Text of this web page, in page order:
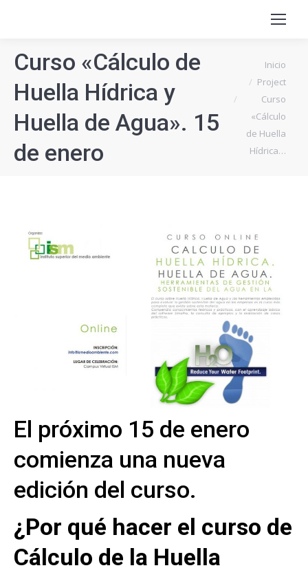
Curso «Cálculo de
Huella Hídrica y
Huella de Agua». 15
de enero
Estás aquí:Inicio
Project
Curso
«Cálculo
de Huella
Hídrica…
El próximo 15 de enero
comienza una nueva
edición del curso.
¿Por qué hacer el curso de
Cálculo de la Huella